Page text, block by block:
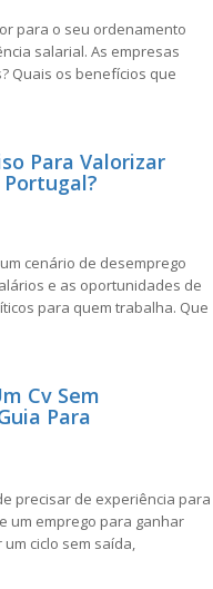
para o seu ordenamento
salarial. As empresas
Quais os benefícios que
Para Valorizar
cenário de desemprego
e as oportunidades de
para quem trabalha. Que
Cv Sem
Para
precisar de experiência para
um emprego para ganhar
ciclo sem saída,